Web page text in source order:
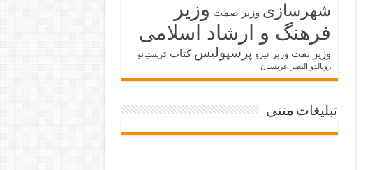
شهرسازی وزیر صمت وزیر
فرهنگ و ارشاد اسلامی
وزیر نفت وزیر نیرو پرسپولیس کتاب کریستیانو
رونالدو النصر عربستان
تبلیغات متنی